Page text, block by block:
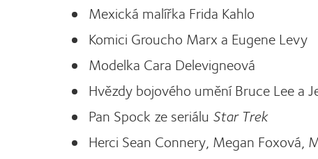
Mexická malířka Frida Kahlo
Komici Groucho Marx a Eugene Levy
Modelka Cara Delevigneová
Hvězdy bojového umění Bruce Lee a
Pan Spock ze seriálu Star Trek
Herci Sean Connery, Megan Foxová,